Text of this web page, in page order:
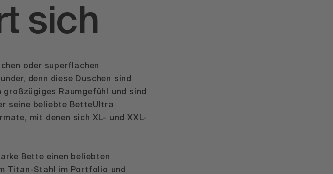
sich
oder superflachen
denn diese Duschen sind
Raumgefühl und sind
seine beliebte BetteUltra
mit denen sich XL- und XXL-
Bette einen beliebten
Titan-Stahl im Portfolio und